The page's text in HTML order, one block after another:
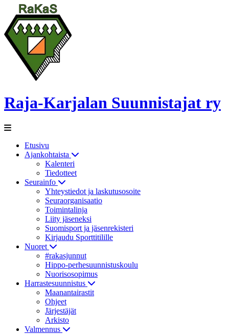
Raja-Karjalan Suunnistajat ry
Etusivu
Ajankohtaista
Kalenteri
Tiedotteet
Seurainfo
Yhteystiedot ja laskutusosoite
Seuraorganisaatio
Toimintalinja
Liity jäseneksi
Suomisport ja jäsenrekisteri
Kirjaudu Sporttitilille
Nuoret
#rakasjunnut
Hippo-perhesuunnistuskoulu
Nuorisosopimus
Harrastesuunnistus
Maanantairastit
Ohjeet
Järjestäjät
Arkisto
Valmennus